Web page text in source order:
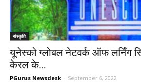
संस्कृति
यूनेस्को ग्लोबल नेटवर्क ऑफ लर्निंग
केरल के...
PGurus Newsdesk - September 6, 2022